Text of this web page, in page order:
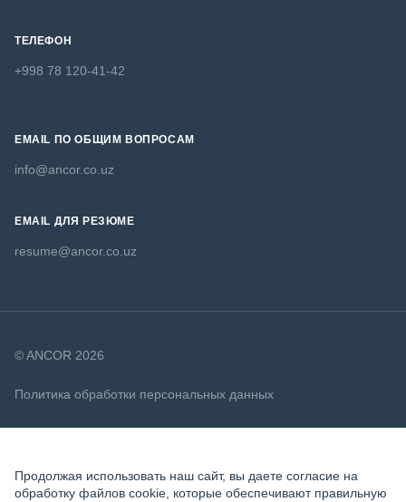
ТЕЛЕФОН
+998 78 120-41-42
EMAIL ПО ОБЩИМ ВОПРОСАМ
info@ancor.co.uz
EMAIL ДЛЯ РЕЗЮМЕ
resume@ancor.co.uz
© ANCOR 2026
Политика обработки персональных данных
Продолжая использовать наш сайт, вы даете согласие на
обработку файлов cookie, которые обеспечивают правильную